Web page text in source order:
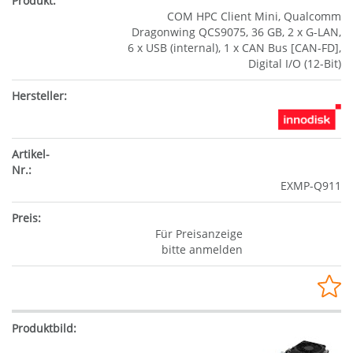
COM HPC Client Mini, Qualcomm
Dragonwing QCS9075, 36 GB, 2 x G-LAN,
6 x USB (internal), 1 x CAN Bus [CAN-FD],
Digital I/O (12-Bit)
EXMP-Q911
Für Preisanzeige
bitte anmelden